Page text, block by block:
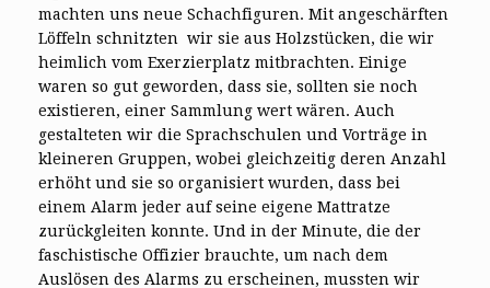
machten uns neue Schachfiguren. Mit angeschärften
Löffeln schnitzten wir sie aus Holzstücken, die wir
heimlich vom Exerzierplatz mitbrachten. Einige
waren so gut geworden, dass sie, sollten sie noch
existieren, einer Sammlung wert wären. Auch
gestalteten wir die Sprachschulen und Vorträge in
kleineren Gruppen, wobei gleichzeitig deren Anzahl
erhöht und sie so organisiert wurden, dass bei
einem Alarm jeder auf seine eigene Mattratze
zurückgleiten konnte. Und in der Minute, die der
faschistische Offizier brauchte, um nach dem
Auslösen des Alarms zu erscheinen, mussten wir